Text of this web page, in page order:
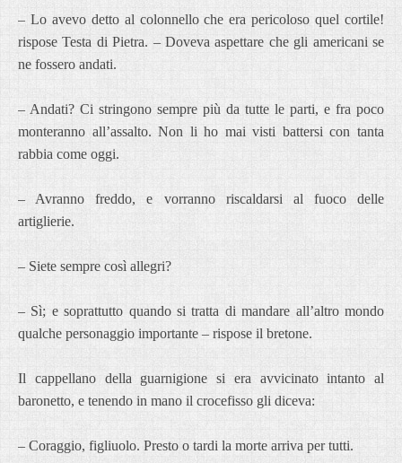
– Lo avevo detto al colonnello che era pericoloso quel cortile!
rispose Testa di Pietra. – Doveva aspettare che gli americani se
ne fossero andati.
– Andati? Ci stringono sempre più da tutte le parti, e fra poco
monteranno all’assalto. Non li ho mai visti battersi con tanta
rabbia come oggi.
– Avranno freddo, e vorranno riscaldarsi al fuoco delle
artiglierie.
– Siete sempre così allegri?
– Sì; e soprattutto quando si tratta di mandare all’altro mondo
qualche personaggio importante – rispose il bretone.
Il cappellano della guarnigione si era avvicinato intanto al
baronetto, e tenendo in mano il crocefisso gli diceva:
– Coraggio, figliuolo. Presto o tardi la morte arriva per tutti.